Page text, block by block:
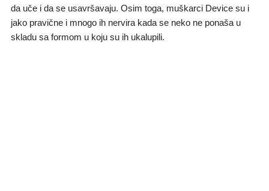
da uče i da se usavršavaju. Osim toga, muškarci Device su i
jako pravične i mnogo ih nervira kada se neko ne ponaša u
skladu sa formom u koju su ih ukalupili.